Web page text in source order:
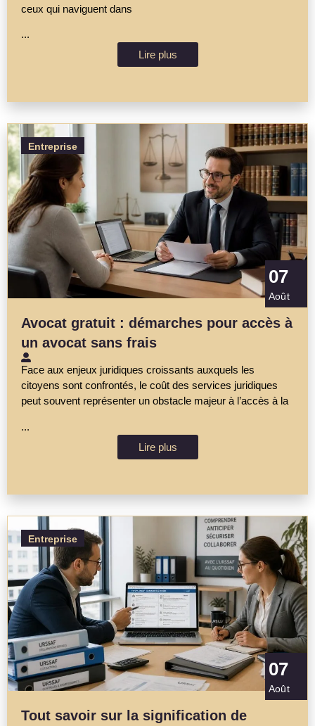
ceux qui naviguent dans
...
Lire plus
Entreprise
07
Août
Avocat gratuit : démarches pour accès à
un avocat sans frais
Face aux enjeux juridiques croissants auxquels les
citoyens sont confrontés, le coût des services juridiques
peut souvent représenter un obstacle majeur à l’accès à la
...
Lire plus
Entreprise
07
Août
Tout savoir sur la signification de